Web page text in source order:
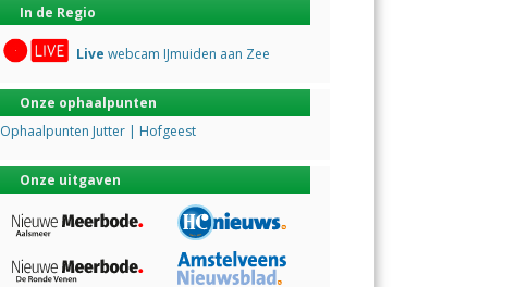
In de Regio
Live webcam IJmuiden aan Zee
Onze ophaalpunten
Ophaalpunten Jutter | Hofgeest
Onze uitgaven